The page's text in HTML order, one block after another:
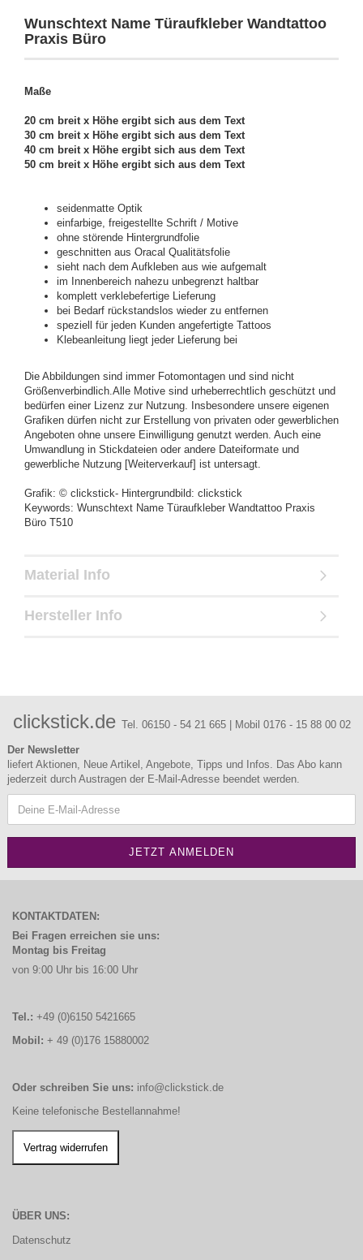
Wunschtext Name Türaufkleber Wandtattoo
Praxis Büro
Maße
20 cm breit x Höhe ergibt sich aus dem Text
30 cm breit x Höhe ergibt sich aus dem Text
40 cm breit x Höhe ergibt sich aus dem Text
50 cm breit x Höhe ergibt sich aus dem Text
seidenmatte Optik
einfarbige, freigestellte Schrift / Motive
ohne störende Hintergrundfolie
geschnitten aus Oracal Qualitätsfolie
sieht nach dem Aufkleben aus wie aufgemalt
im Innenbereich nahezu unbegrenzt haltbar
komplett verklebefertige Lieferung
bei Bedarf rückstandslos wieder zu entfernen
speziell für jeden Kunden angefertigte Tattoos
Klebeanleitung liegt jeder Lieferung bei
Die Abbildungen sind immer Fotomontagen und sind nicht
Größenverbindlich.Alle Motive sind urheberrechtlich geschützt und
bedürfen einer Lizenz zur Nutzung. Insbesondere unsere eigenen
Grafiken dürfen nicht zur Erstellung von privaten oder gewerblichen
Angeboten ohne unsere Einwilligung genutzt werden. Auch eine
Umwandlung in Stickdateien oder andere Dateiformate und
gewerbliche Nutzung [Weiterverkauf] ist untersagt.
Grafik: © clickstick- Hintergrundbild: clickstick
Keywords: Wunschtext Name Türaufkleber Wandtattoo Praxis
Büro T510
Material Info
Hersteller Info
clickstick.de Tel. 06150 - 54 21 665 | Mobil 0176 - 15 88 00 02
Der Newsletter
liefert Aktionen, Neue Artikel, Angebote, Tipps und Infos. Das Abo kann
jederzeit durch Austragen der E-Mail-Adresse beendet werden.
KONTAKTDATEN:
Bei Fragen erreichen sie uns:
Montag bis Freitag
von 9:00 Uhr bis 16:00 Uhr
Tel.: +49 (0)6150 5421665
Mobil: + 49 (0)176 15880002
Oder schreiben Sie uns: info@clickstick.de
Keine telefonische Bestellannahme!
ÜBER UNS:
Datenschutz